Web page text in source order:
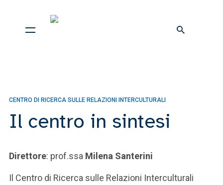
CENTRO DI RICERCA SULLE RELAZIONI INTERCULTURALI
Il centro in sintesi
Direttore: prof.ssa Milena Santerini
Il Centro di Ricerca sulle Relazioni Interculturali